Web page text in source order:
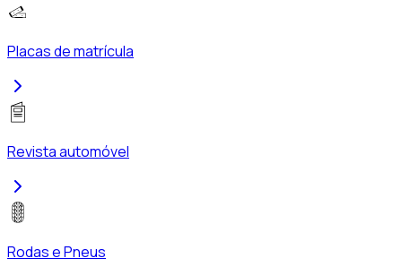
Placas de matrícula
Revista automóvel
Rodas e Pneus